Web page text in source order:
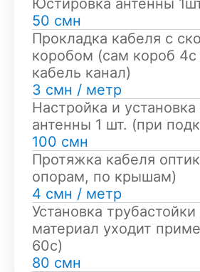
Юстировка антенны
50 смн
Прокладка кабеля с
коробом (сам короб 4с
кабель канал)
3 смн / метр
Настройка и
антенны 1 шт. (при
100 смн
Протяжка кабеля
опорам, по крышам)
4 смн / метр
Установка трубастойки
материал уходит
60с)
80 смн